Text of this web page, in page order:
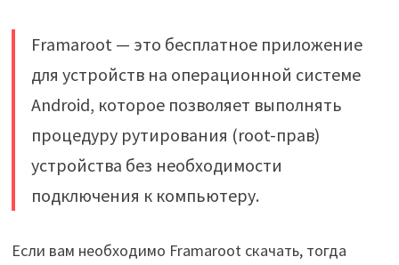
Framaroot — это бесплатное приложение
для устройств на операционной системе
Android, которое позволяет выполнять
процедуру рутирования (root-прав)
устройства без необходимости
подключения к компьютеру.
Если вам необходимо Framaroot скачать, тогда